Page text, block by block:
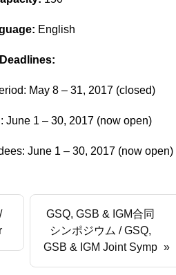
English
Deadlines:
May 8 – 31, 2017 (closed)
June 1 – 30, 2017 (now open)
June 1 – 30, 2017 (now open)
GSQ, GSB & IGM合同
シンポジウム / GSQ,
GSB & IGM Joint Symp